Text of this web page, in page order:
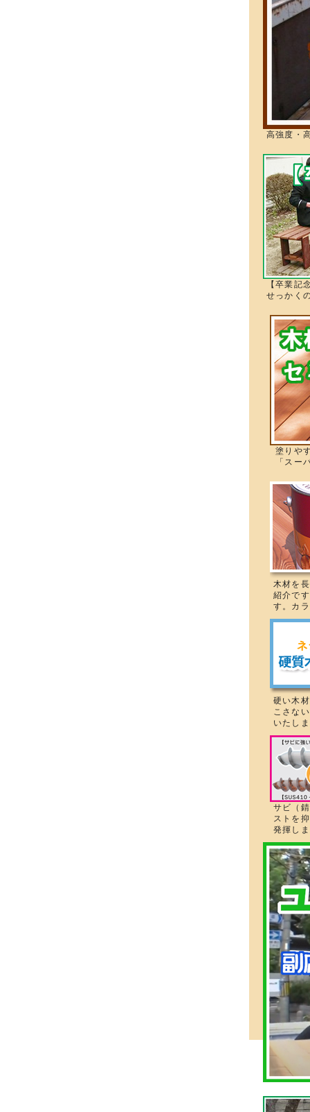
高強度・
【卒業
せっかく
塗りや
「スー
木材を
紹介で
す。カ
硬い木
こさな
いたし
サビ（
ストを
発揮し